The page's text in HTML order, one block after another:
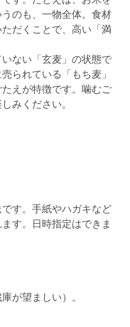
のも、一物全体。食材
だくことで、高い「満
ない「玄麦」の状態で
られている「もち麦」
えが特徴です。噛むご
みください。
す。手紙やハガキなど
す。日時指定はできま
が望ましい）。